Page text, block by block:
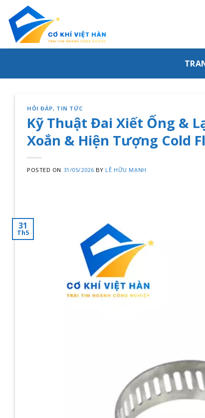
content
HỎI ĐÁP, TIN TỨC
Kỹ Thuật Đai Xiết Ống &
Xoắn & Hiện Tượng Cold
POSTED ON 31/05/2026 BY LÊ HỮU MẠNH
31
Th5